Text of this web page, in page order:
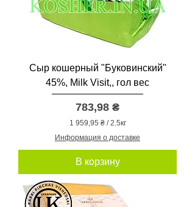
Сыр кошерный "Буковинский"
45%, Milk Visit,, гол вес
Цена
783,98 ₴
1 959,95 ₴ /2.5кг
9
5
5
Информация о доставке
В корзину